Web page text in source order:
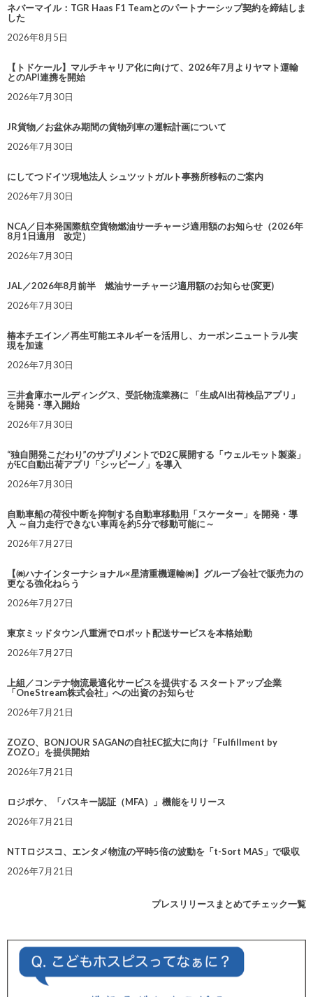
ネバーマイル：TGR Haas F1 Teamとのパートナーシップ契約を締結しま
した
2026年8月5日
【トドケール】マルチキャリア化に向けて、2026年7月よりヤマト運輸
とのAPI連携を開始
2026年7月30日
JR貨物／お盆休み期間の貨物列車の運転計画について
2026年7月30日
にしてつドイツ現地法人 シュツットガルト事務所移転のご案内
2026年7月30日
NCA／日本発国際航空貨物燃油サーチャージ適用額のお知らせ（2026年
8月1日適用 改定）
2026年7月30日
JAL／2026年8月前半 燃油サーチャージ適用額のお知らせ(変更)
2026年7月30日
椿本チエイン／再生可能エネルギーを活用し、カーボンニュートラル実
現を加速
2026年7月30日
三井倉庫ホールディングス、受託物流業務に 「生成AI出荷検品アプリ」
を開発・導入開始
2026年7月30日
“独自開発こだわり”のサプリメントでD2C展開する「ウェルモット製薬」
がEC自動出荷アプリ「シッピーノ」を導入
2026年7月30日
自動車船の荷役中断を抑制する自動車移動用「スケーター」を開発・導
入 ～自力走行できない車両を約5分で移動可能に～
2026年7月27日
【㈱ハナインターナショナル×星清重機運輸㈱】グループ会社で販売力の
更なる強化ねらう
2026年7月27日
東京ミッドタウン八重洲でロボット配送サービスを本格始動
2026年7月27日
上組／コンテナ物流最適化サービスを提供する スタートアップ企業
「OneStream株式会社」への出資のお知らせ
2026年7月21日
ZOZO、BONJOUR SAGANの自社EC拡大に向け「Fulfillment by
ZOZO」を提供開始
2026年7月21日
ロジポケ、「パスキー認証（MFA）」機能をリリース
2026年7月21日
NTTロジスコ、エンタメ物流の平時5倍の波動を「t-Sort MAS」で吸収
2026年7月21日
プレスリリースまとめてチェック一覧